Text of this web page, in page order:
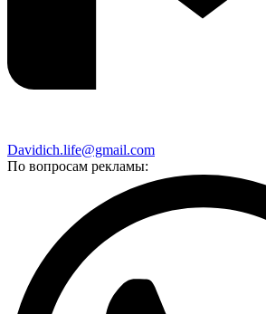
Davidich.life@gmail.com
По вопросам рекламы: